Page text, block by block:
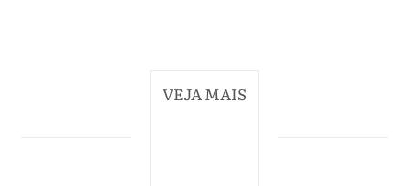
VEJA MAIS